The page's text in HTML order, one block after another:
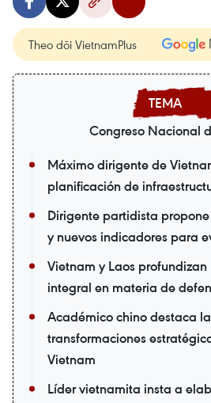
Theo dõi VietnamPlus
Congreso Nacional
Máximo dirigente de
planificación de
Dirigente partidista
y nuevos indicadores para
Vietnam y Laos
integral en materia de
Académico chino destaca
transformaciones
Vietnam
Líder vietnamita insta a